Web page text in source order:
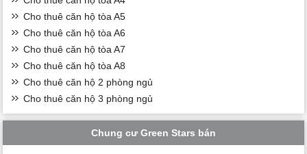
Cho thuê căn hộ tòa A5
Cho thuê căn hộ tòa A6
Cho thuê căn hộ tòa A7
Cho thuê căn hộ tòa A8
Cho thuê căn hộ 2 phòng ngủ
Cho thuê căn hộ 3 phòng ngủ
Chung cư Green Stars bán